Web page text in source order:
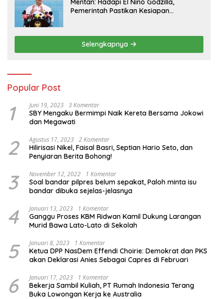
Mentan: Hadapi El Nino Godzilla,
Pemerintah Pastikan Kesiapan
Selengkapnya
Popular Post
1 Juni 19, 2023 3 Komentar
SBY Mengaku Bermimpi Naik Kereta Bersama Jokowi
dan Megawati
2 Agustus 17, 2023 2 Komentar
Hilirisasi Nikel, Faisal Basri, Septian Hario Seto, dan
Penyiaran Berita Bohong!
3 November 12, 2022 1 Komentar
Soal bandar pilpres belum sepakat, Paloh minta isu
bandar dibuka sejelas-jelasnya
4 Januari 13, 2023 1 Komentar
Ganggu Proses KBM Ridwan Kamil Dukung Larangan
Murid Bawa Lato-Lato di Sekolah
5 Januari 8, 2023 1 Komentar
Ketua DPP NasDem Effendi Choirie: Demokrat dan PKS
akan Deklarasi Anies Sebagai Capres di Februari
6 Januari 17, 2023 1 Komentar
Bekerja Sambil Kuliah, PT Rumah Indonesia Terang
Buka Lowongan Kerja ke Australia